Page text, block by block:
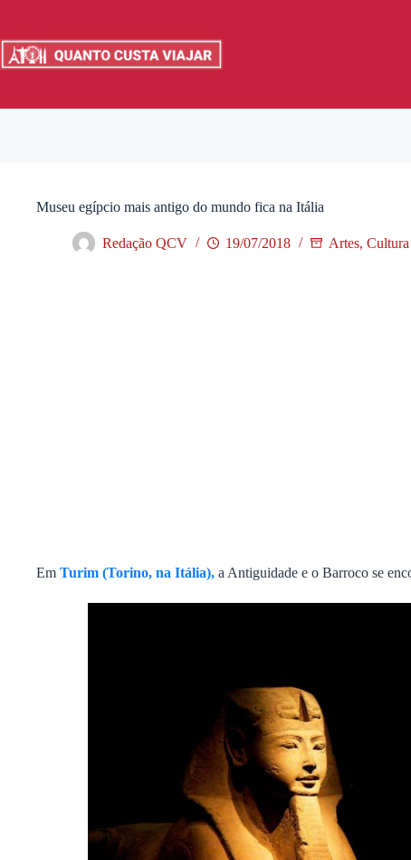
o
conteúdo
Museu egípcio mais antigo do mundo fica na Itália
Redação QCV 19/07/2018 Artes,
Em Turim (Torino, na Itália), a Antiguidade e o Barroco se